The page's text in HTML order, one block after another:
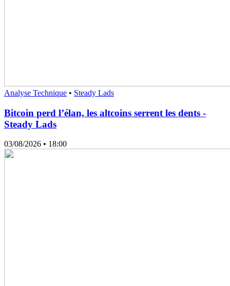
Analyse Technique • Steady Lads
Bitcoin perd l’élan, les altcoins serrent les dents -
Steady Lads
03/08/2026 • 18:00